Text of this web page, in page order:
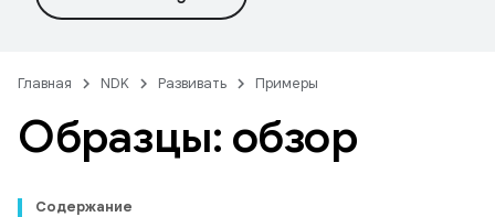
Главная NDK Развивать Примеры
Образцы: обзор
Содержание